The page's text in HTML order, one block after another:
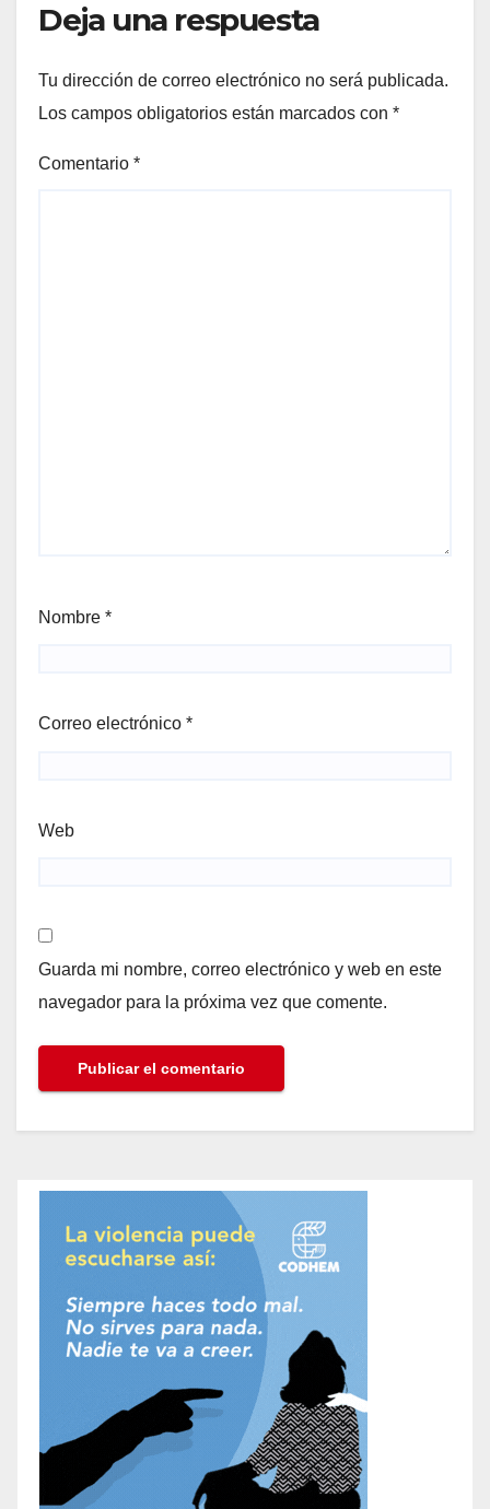
Deja una respuesta
Tu dirección de correo electrónico no será publicada.
Los campos obligatorios están marcados con *
Comentario *
Nombre *
Correo electrónico *
Web
Guarda mi nombre, correo electrónico y web en este
navegador para la próxima vez que comente.